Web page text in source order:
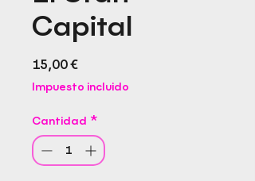
Capital
15,00 €Precio
Impuesto incluido
Cantidad *